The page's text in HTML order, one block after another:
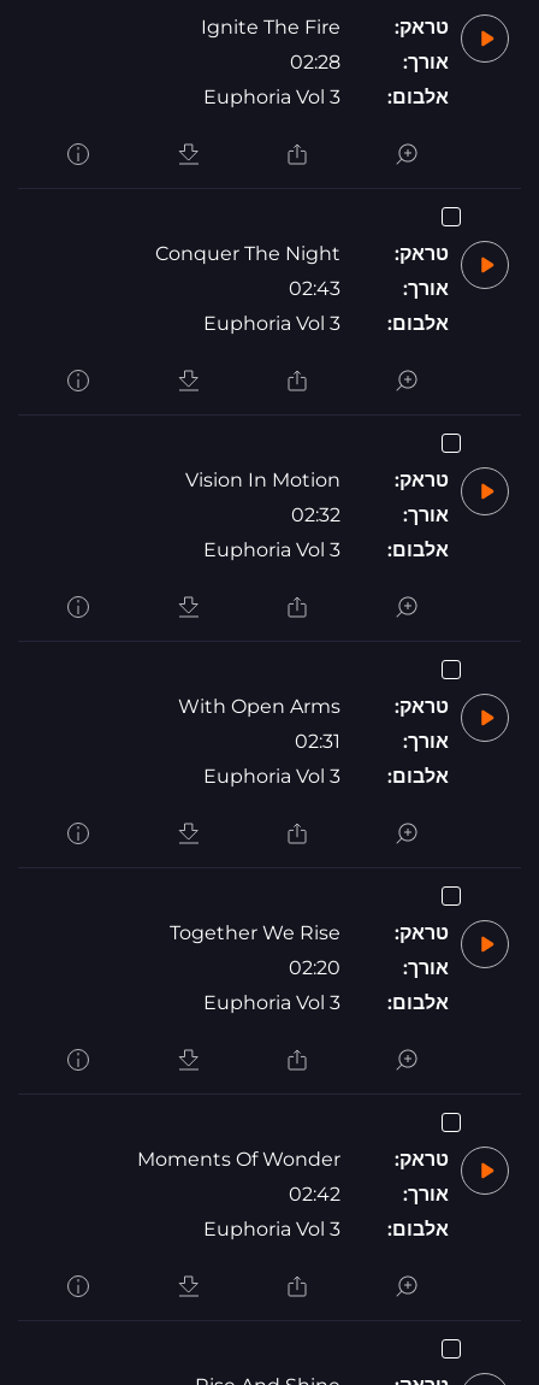
טראק:
Ignite The Fire
אורך:
02:28
אלבום:
Euphoria Vol 3
טראק:
Conquer The Night
אורך:
02:43
אלבום:
Euphoria Vol 3
טראק:
Vision In Motion
אורך:
02:32
אלבום:
Euphoria Vol 3
טראק:
With Open Arms
אורך:
02:31
אלבום:
Euphoria Vol 3
טראק:
Together We Rise
אורך:
02:20
אלבום:
Euphoria Vol 3
טראק:
Moments Of Wonder
אורך:
02:42
אלבום:
Euphoria Vol 3